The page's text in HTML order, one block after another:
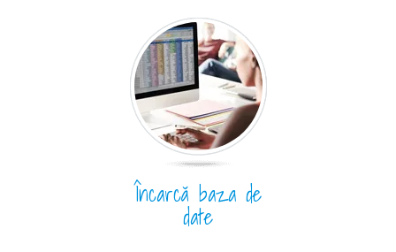
Încarcă baza de
date